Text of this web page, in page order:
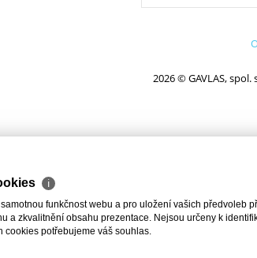
2026 © GAVLAS,
ℹ
funkčnost webu a pro uložení vašich předvoleb
a zkvalitnění obsahu prezentace. Nejsou určeny k
cookies potřebujeme váš souhlas.